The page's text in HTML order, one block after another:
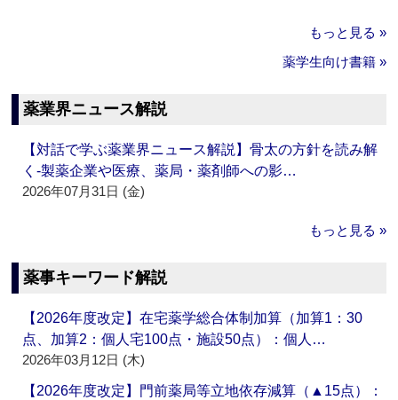
もっと見る »
薬学生向け書籍 »
薬業界ニュース解説
【対話で学ぶ薬業界ニュース解説】骨太の方針を読み解
く‐製薬企業や医療、薬局・薬剤師への影…
2026年07月31日 (金)
もっと見る »
薬事キーワード解説
【2026年度改定】在宅薬学総合体制加算（加算1：30
点、加算2：個人宅100点・施設50点）：個人…
2026年03月12日 (木)
【2026年度改定】門前薬局等立地依存減算（▲15点）：